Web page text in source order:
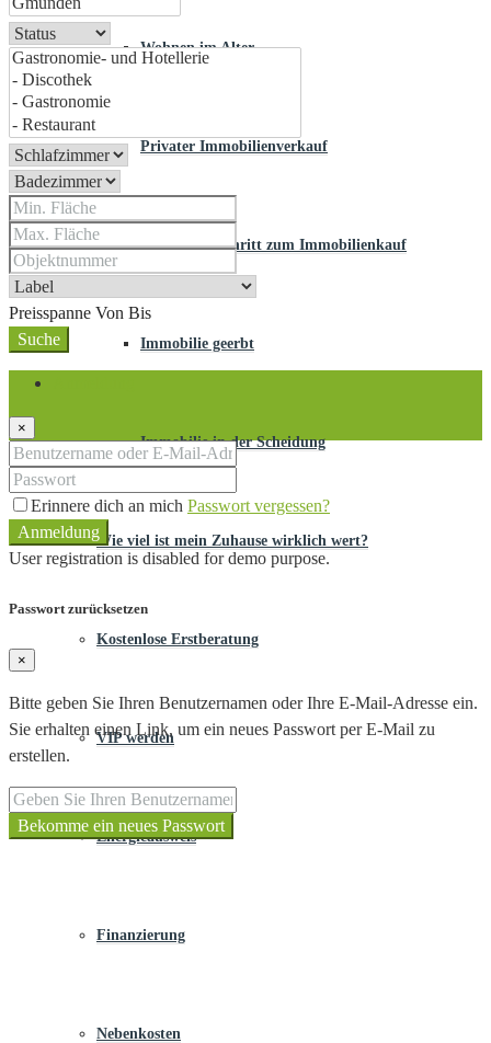
Wohnen im Alter
Privater Immobilienverkauf
Schritt für Schritt zum Immobilienkauf
Immobilie geerbt
Immobilie in der Scheidung
Wie viel ist mein Zuhause wirklich wert?
Kostenlose Erstberatung
VIP werden
Energieausweis
Finanzierung
Nebenkosten
Preisspanne Von Bis
Suche
×
Erinnere dich an mich Passwort vergessen?
Anmeldung
User registration is disabled for demo purpose.
Passwort zurücksetzen
×
Bitte geben Sie Ihren Benutzernamen oder Ihre E-Mail-Adresse ein.
Sie erhalten einen Link, um ein neues Passwort per E-Mail zu
erstellen.
Bekomme ein neues Passwort